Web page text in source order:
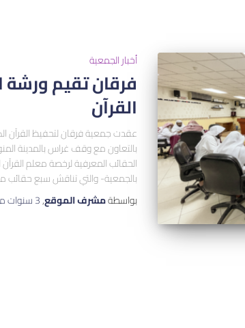
أخبار الجمعية
فرقان تقيم ورشة
القرآن
عقدت جمعية فرقان لتحفيظ القرآن
الحقائب المعرفية لرخصة معلم القرآن
بالجمعية- والتي تناقش سبع حقائب
بواسطةمشرف الموقع,3 سنوات